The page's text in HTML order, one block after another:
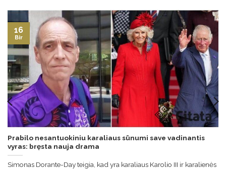
Prabilo nesantuokiniu karaliaus sūnumi save vadinantis
vyras: bręsta nauja drama
Simonas Dorante-Day teigia, kad yra karaliaus Karolio III ir karalienės
16
Bir